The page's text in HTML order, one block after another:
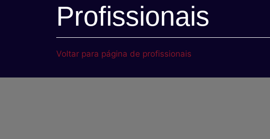
Profissionais
Voltar para página de profissionais